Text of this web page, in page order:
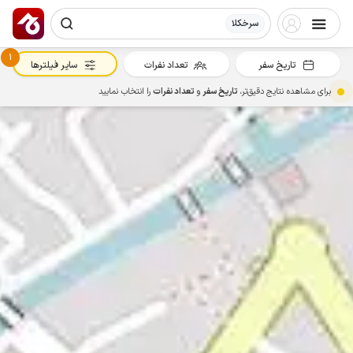
سرخکلا
تاریخ سفر تعداد نفرات
1
سایر فیلترها
برای مشاهده نتایج دقیق‌تر، تاریخ سفرو تعداد نفراترا انتخاب نمایید